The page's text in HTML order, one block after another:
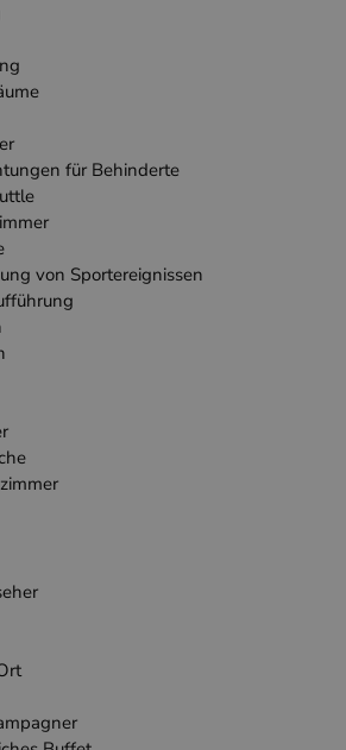
für Behinderte
von Sportereignissen